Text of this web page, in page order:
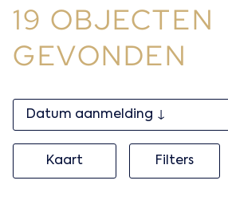
19 OBJECTEN
GEVONDEN
Kaart Filters